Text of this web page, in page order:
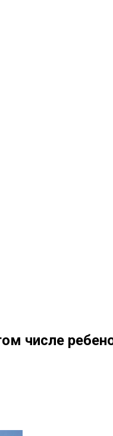
числе